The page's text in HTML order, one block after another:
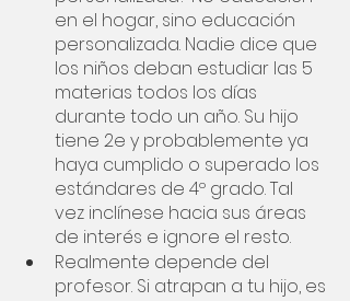
en el hogar, sino educación
personalizada. Nadie dice que
los niños deban estudiar las 5
materias todos los días
durante todo un año. Su hijo
tiene 2e y probablemente ya
haya cumplido o superado los
estándares de 4º grado. Tal
vez inclínese hacia sus áreas
de interés e ignore el resto.
Realmente depende del
profesor. Si atrapan a tu hijo, es